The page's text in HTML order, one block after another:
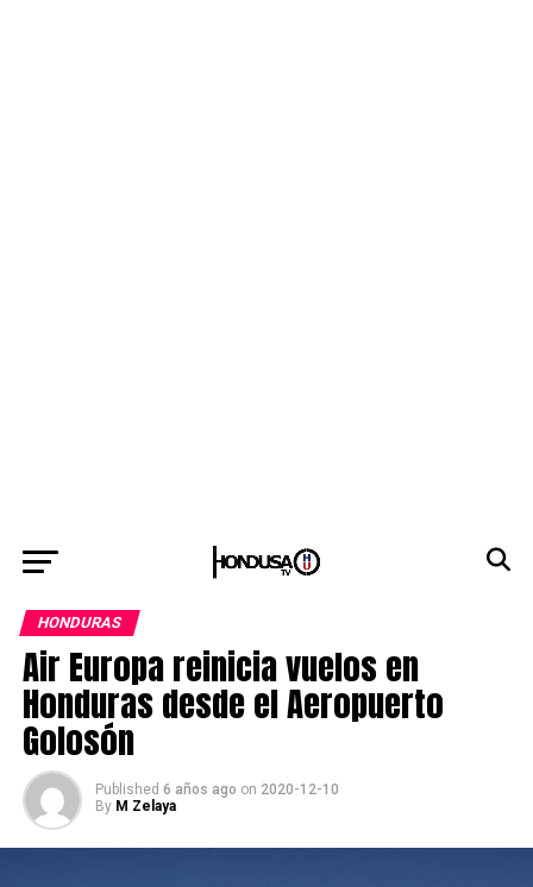
HONDURAS
Air Europa reinicia vuelos en
Honduras desde el Aeropuerto
Golosón
Published 6 años ago on 2020-12-10
By M Zelaya